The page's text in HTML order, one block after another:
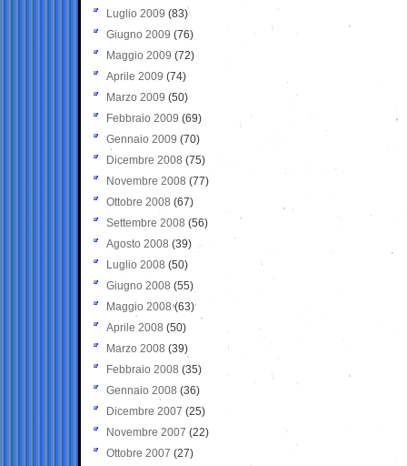
Luglio 2009 (83)
Giugno 2009 (76)
Maggio 2009 (72)
Aprile 2009 (74)
Marzo 2009 (50)
Febbraio 2009 (69)
Gennaio 2009 (70)
Dicembre 2008 (75)
Novembre 2008 (77)
Ottobre 2008 (67)
Settembre 2008 (56)
Agosto 2008 (39)
Luglio 2008 (50)
Giugno 2008 (55)
Maggio 2008(63)
Aprile 2008 (50)
Marzo 2008 (39)
Febbraio 2008 (35)
Gennaio 2008 (36)
Dicembre 2007 (25)
Novembre 2007 (22)
Ottobre 2007 (27)